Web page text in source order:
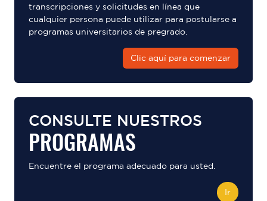
transcripciones y solicitudes en línea que
cualquier persona puede utilizar para postularse a
programas universitarios de pregrado.
Clic aquí para comenzar
CONSULTE NUESTROS
PROGRAMAS
Encuentre el programa adecuado para usted.
Ir